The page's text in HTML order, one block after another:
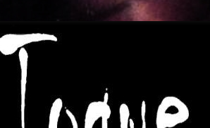
com outros olhos.